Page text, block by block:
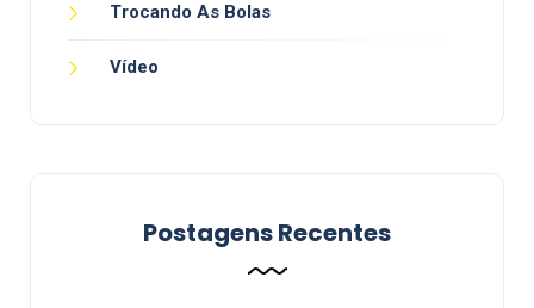
Trocando As Bolas
Vídeo
Postagens Recentes